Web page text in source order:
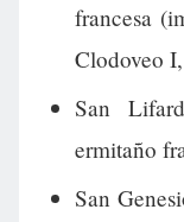
francesa
Clodoveo
San
ermitaño
San